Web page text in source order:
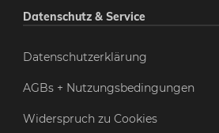
Datenschutz & Service
Datenschutzerklärung
AGBs + Nutzungsbedingungen
Widerspruch zu Cookies